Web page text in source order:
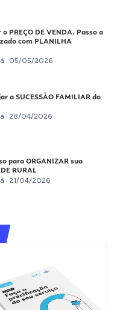
PREÇO DE VENDA. Passo a
com PLANILHA
05/05/2026
a SUCESSÃO FAMILIAR do
28/04/2026
para ORGANIZAR sua
RURAL
21/04/2026